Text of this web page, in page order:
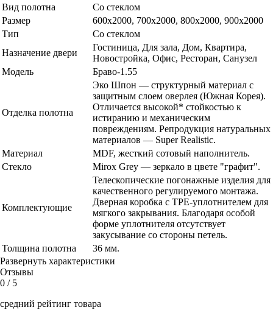
Вид полотна
Со стеклом
Размер
600x2000, 700x2000, 800x2000, 900x2000
Тип
Со стеклом
Назначение двери
Гостиница, Для зала, Дом, Квартира,
Новостройка, Офис, Ресторан, Санузел
Модель
Браво-1.55
Отделка полотна
Эко Шпон — структурный материал с
защитным слоем оверлея (Южная Корея).
Отличается высокой* стойкостью к
истиранию и механическим
повреждениям. Репродукция натуральных
материалов — Super Realistic.
Материал
MDF, жесткий сотовый наполнитель.
Стекло
Mirox Grey — зеркало в цвете "графит".
Комплектующие
Телескопические погонажные изделия для
качественного регулируемого монтажа.
Дверная коробка с TPE-уплотнителем для
мягкого закрывания. Благодаря особой
форме уплотнителя отсутствует
закусывание со стороны петель.
Толщина полотна
36 мм.
Развернуть характеристики
Отзывы
0 / 5
средний рейтинг товара